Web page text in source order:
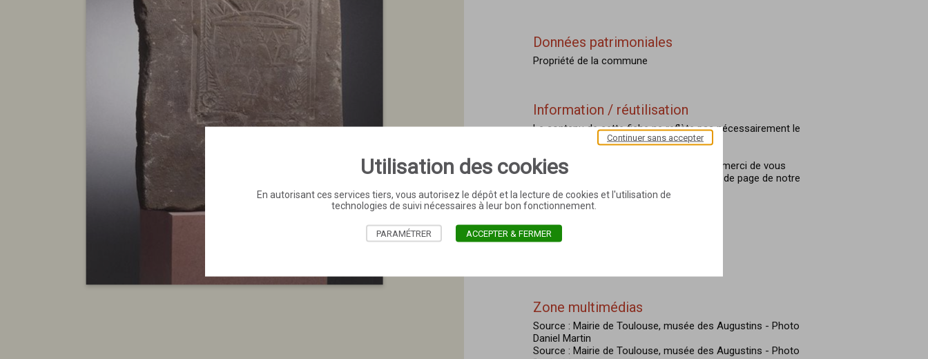
Données patrimoniales
Propriété de la commune
Information / réutilisation
Le contenu de cette fiche ne reflète pas nécessairement le
dernier état du savoir.
Concernant la réutilisation des contenus, merci de vous
référer à la page Open Data située en bas de page de notre
site.
Dernière mise à jour
Zone multimédias
Source : Mairie de Toulouse, musée des Augustins - Photo
Daniel Martin
Source : Mairie de Toulouse, musée des Augustins - Photo
Utilisation des cookies
En autorisant ces services tiers, vous autorisez le dépôt et la lecture de cookies et l'utilisation de
technologies de suivi nécessaires à leur bon fonctionnement.
Continuer sans accepter
PARAMÉTRER ACCEPTER & FERMER